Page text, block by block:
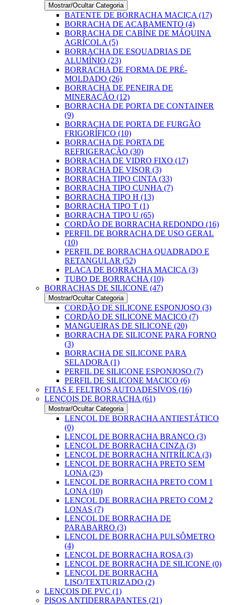
Mostrar/Ocultar Categoria
BATENTE DE BORRACHA MACIÇA (17)
BORRACHA DE ACABAMENTO (4)
BORRACHA DE CABÍNE DE MÁQUINA
AGRÍCOLA (5)
BORRACHA DE ESQUADRIAS DE
ALUMÍNIO (23)
BORRACHA DE FORMA DE PRÉ-
MOLDADO (26)
BORRACHA DE PENEIRA DE
MINERAÇÃO (12)
BORRACHA DE PORTA DE CONTAINER
(9)
BORRACHA DE PORTA DE FURGÃO
FRIGORÍFICO (10)
BORRACHA DE PORTA DE
REFRIGERAÇÃO (30)
BORRACHA DE VIDRO FIXO (17)
BORRACHA DE VISOR (3)
BORRACHA TIPO CINTA (33)
BORRACHA TIPO CUNHA (7)
BORRACHA TIPO H (13)
BORRACHA TIPO T (1)
BORRACHA TIPO U (65)
CORDÃO DE BORRACHA REDONDO (16)
PERFIL DE BORRACHA DE USO GERAL
(10)
PERFIL DE BORRACHA QUADRADO E
RETANGULAR (52)
PLACA DE BORRACHA MACIÇA (3)
TUBO DE BORRACHA (10)
BORRACHAS DE SILICONE (47)
Mostrar/Ocultar Categoria
CORDÃO DE SILICONE ESPONJOSO (3)
CORDÃO DE SILICONE MACIÇO (7)
MANGUEIRAS DE SILICONE (20)
BORRACHA DE SILICONE PARA FORNO
(3)
BORRACHA DE SILICONE PARA
SELADORA (1)
PERFIL DE SILICONE ESPONJOSO (7)
PERFIL DE SILICONE MACIÇO (6)
FITAS E FELTROS AUTOADESIVOS (16)
LENÇOIS DE BORRACHA (61)
Mostrar/Ocultar Categoria
LENÇOL DE BORRACHA ANTIESTÁTICO
(0)
LENÇOL DE BORRACHA BRANCO (3)
LENÇOL DE BORRACHA CINZA (3)
LENÇOL DE BORRACHA NITRÍLICA (3)
LENÇOL DE BORRACHA PRETO SEM
LONA (23)
LENÇOL DE BORRACHA PRETO COM 1
LONA (10)
LENÇOL DE BORRACHA PRETO COM 2
LONAS (7)
LENÇOL DE BORRACHA DE
PARABARRO (3)
LENÇOL DE BORRACHA PULSÔMETRO
(4)
LENÇOL DE BORRACHA ROSA (3)
LENÇOL DE BORRACHA DE SILICONE (0)
LENÇOL DE BORRACHA
LISO/TEXTURIZADO (2)
LENÇOIS DE PVC (1)
PISOS ANTIDERRAPANTES (21)